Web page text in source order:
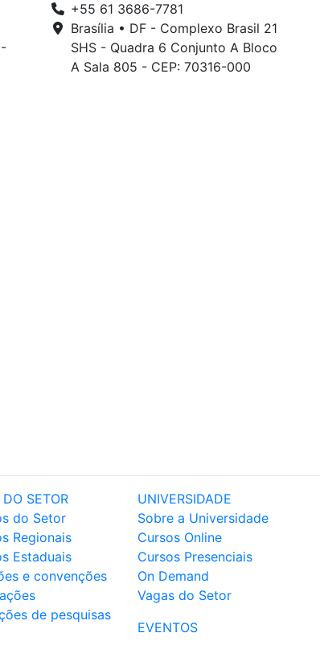
+55 61 3686-7781
Brasília • DF - Complexo Brasil 21
SHS - Quadra 6 Conjunto A Bloco
A Sala 805 - CEP: 70316-000
SETOR
do Setor
Regionais
Estaduais
e convenções
de pesquisas
UNIVERSIDADE
Sobre a Universidade
Cursos Online
Cursos Presenciais
On Demand
Vagas do Setor
EVENTOS